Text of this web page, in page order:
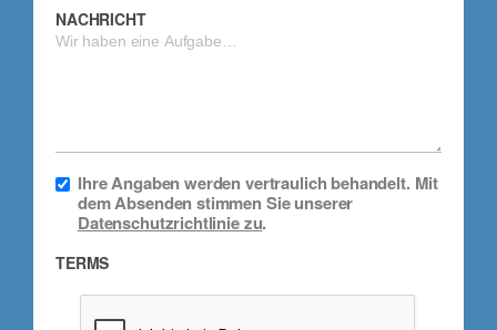
NACHRICHT
Ihre Angaben werden vertraulich behandelt. Mit
dem Absenden stimmen Sie unserer
Datenschutzrichtlinie zu.
TERMS